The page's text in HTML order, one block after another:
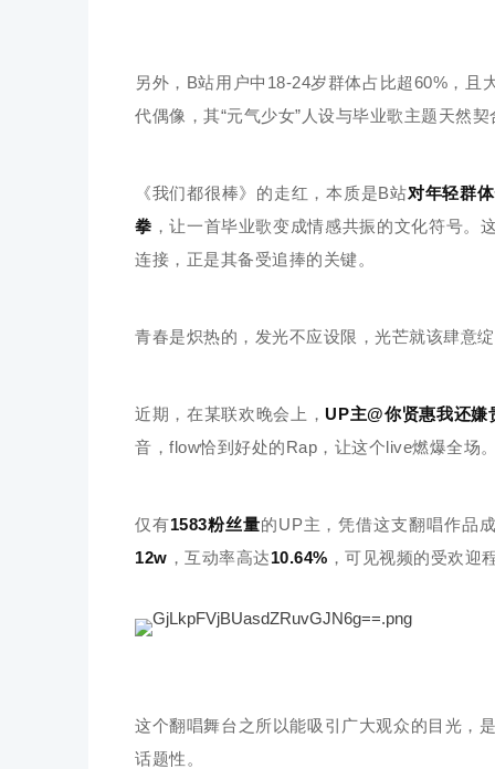
另外，B站用户中18-24岁群体占比超60%，
代偶像，其“元气少女”人设与毕业歌主题天然契
《我们都很棒》的走红，本质是B站对年轻群
拳 ，让一首毕业歌变成情感共振的文化符号
连接，正是其备受追捧的关键。
青春是炽热的，发光不应设限，光芒就该肆意
近期，在某联欢晚会上， UP主@你贤惠我还嫌
音，flow恰到好处的Rap，让这个live燃爆全场
仅有1583粉丝量的UP主，凭借这支翻唱作品
12w ，互动率高达10.64% ，可见视频的受欢迎
这个翻唱舞台之所以能吸引广大观众的目光，
话题性。